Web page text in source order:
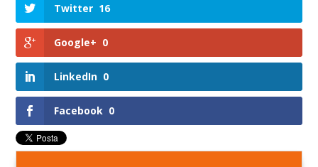
Twitter 16
Google+ 0
LinkedIn 0
Facebook 0